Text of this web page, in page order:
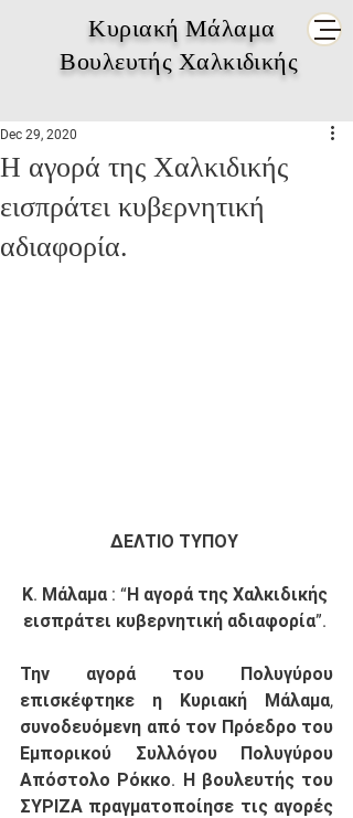
Κυριακή Μάλαμα
Βουλευτής Χαλκιδικής
Η αγορά της Χαλκιδικής
εισπράτει κυβερνητική
αδιαφορία.
Dec 29, 2020
ΔΕΛΤΙΟ ΤΥΠΟΥ
Κ. Μάλαμα : “Η αγορά της Χαλκιδικής
εισπράτει κυβερνητική αδιαφορία”.
Την αγορά του Πολυγύρου
επισκέφτηκε η Κυριακή Μάλαμα,
συνοδευόμενη από τον Πρόεδρο του
Εμπορικού Συλλόγου Πολυγύρου
Απόστολο Ρόκκο. Η βουλευτής του
ΣΥΡΙΖΑ πραγματοποίησε τις αγορές